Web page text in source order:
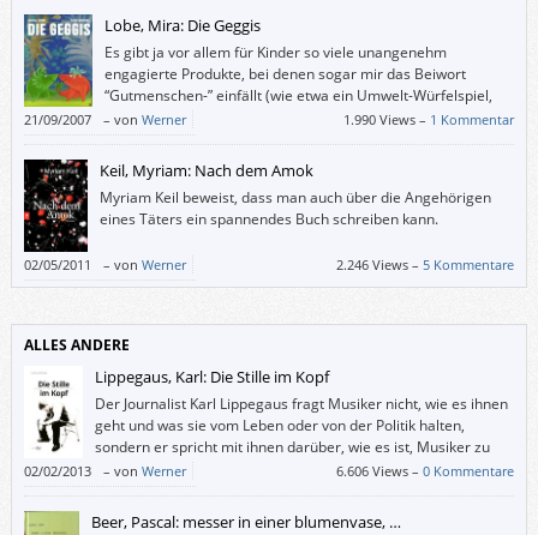
Lobe, Mira: Die Geggis
Es gibt ja vor allem für Kinder so viele unangenehm
engagierte Produkte, bei denen sogar mir das Beiwort
“Gutmenschen-” einfällt (wie etwa ein Umwelt-Würfelspiel,
wo man wegen “mit Laub Winterquartier für Igel schaffen”
um sieben Felder vorrücken darf, aber wegen “zuviel Kunstdünger auf
den Feldern” Zweimal aussetzen muss) und angesichts derer man Mira
Lobes “Die Geggis” gar nicht hoch genug loben kann.
21/09/2007 – von Werner 1.990 Views – 1 Kommentar
Keil, Myriam: Nach dem Amok
Myriam Keil beweist, dass man auch über die Angehörigen
eines Täters ein spannendes Buch schreiben kann.
02/05/2011 – von Werner 2.246 Views – 5 Kommentare
ALLES ANDERE
Lippegaus, Karl: Die Stille im Kopf
Der Journalist Karl Lippegaus fragt Musiker nicht, wie es ihnen
geht und was sie vom Leben oder von der Politik halten,
sondern er spricht mit ihnen darüber, wie es ist, Musiker zu
sein, und warum sie gerade jetzt gerade diese Musik machen.
02/02/2013 – von Werner 6.606 Views –0 Kommentare
Beer, Pascal: messer in einer blumenvase, …